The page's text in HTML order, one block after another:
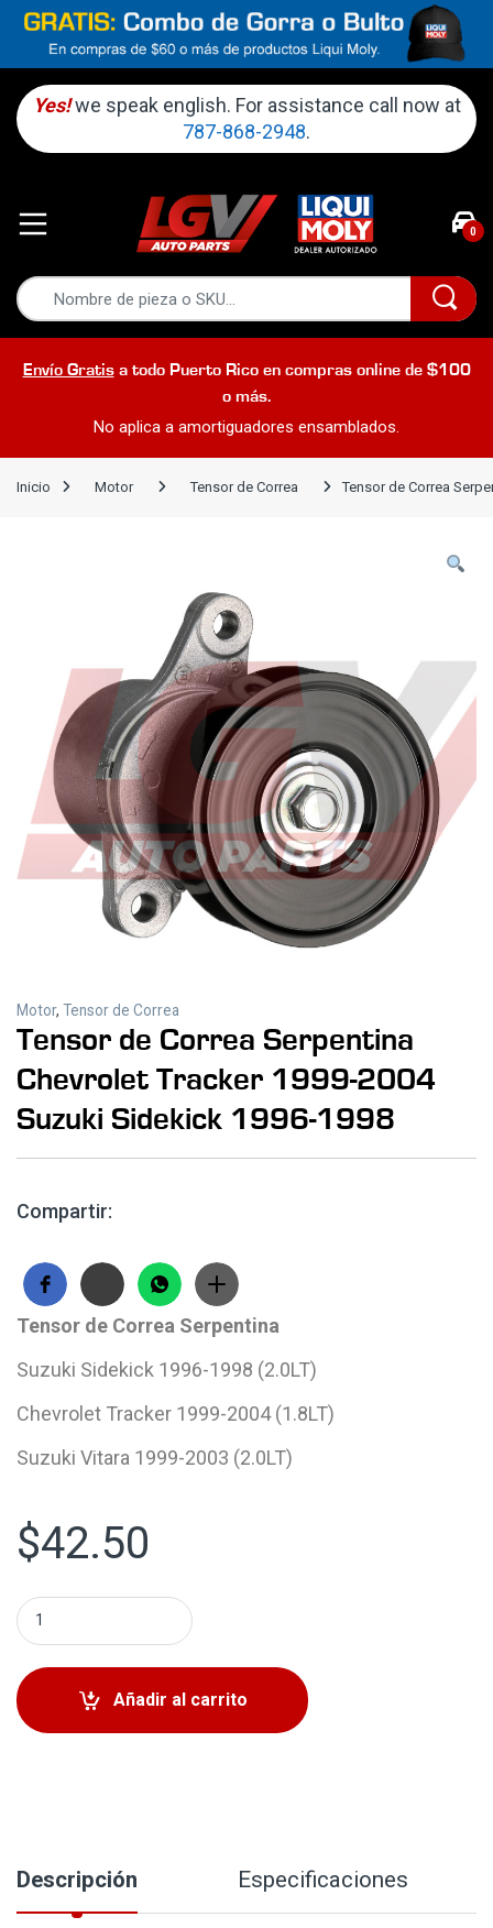
Yes! we speak english. For assistance call now at
787-868-2948.
0
Envío Gratisa todo Puerto Rico en compras online de $100
o más.
No aplica a amortiguadores ensamblados.
Inicio Motor Tensor de Correa Tensor de Correa
Motor, Tensor de Correa
Tensor de Correa Serpentina
Chevrolet Tracker 1999-2004
Suzuki Sidekick 1996-1998
Compartir:
Tensor de Correa Serpentina
Suzuki Sidekick 1996-1998 (2.0LT)
Chevrolet Tracker 1999-2004 (1.8LT)
Suzuki Vitara 1999-2003 (2.0LT)
$42.50
Tensor de Correa Serpentina Chevrolet Tracker 1999-
Añadir al carrito
Descripción Especificaciones